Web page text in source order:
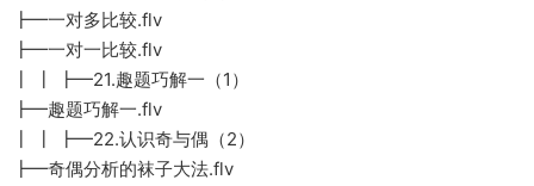
┣━一对多比较.flv
┣━一对一比较.flv
┃ ┃ ┣━21.趣题巧解一（1）
┣━趣题巧解一.flv
┃ ┃ ┣━22.认识奇与偶（2）
┣━奇偶分析的袜子大法.flv